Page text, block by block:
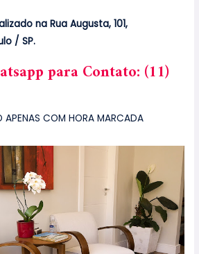
na Rua Augusta, 101,
/ SP.
para Contato: (11)
APENAS COM HORA MARCADA